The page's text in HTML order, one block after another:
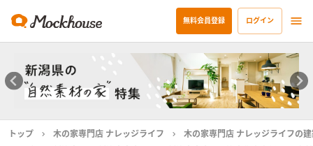
無料会員登録 ログイン
トップ 木の家専門店 ナレッジライフ
木の家専門店 ナレッジライフの